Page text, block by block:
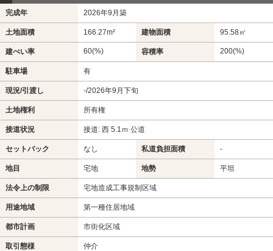
完成年 2026年9月築
土地面積 166.27m² 建物面積 95.58㎡
建ぺい率 60(%) 容積率 200(%)
駐車場 有
現況/引渡し -/2026年9月下旬
土地権利 所有権
接道状況 接道: 西 5.1ｍ 公道
セットバック なし 私道負担面積 -
地目 宅地 地勢 平坦
法令上の制限 宅地造成工事規制区域
用途地域 第一種住居地域
都市計画 市街化区域
取引態様 仲介